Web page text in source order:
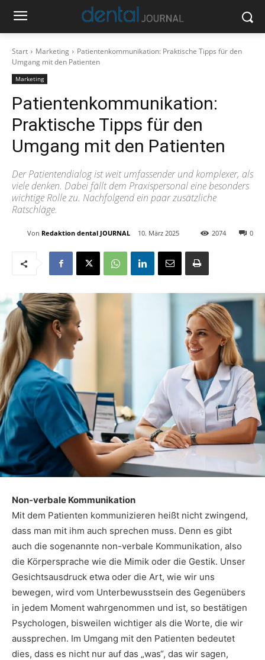
Start Marketing
Patientenkommunikation: Praktische Tipps für den
Umgang mit den Patienten
Marketing
Patientenkommunikation:
Praktische Tipps für den
Umgang mit den Patienten
Der Patientendialog ist weit umfassender und komplexer, als
viele denken. Dabei fällt dem Praxispersonal eine besonders
wichtige Rolle zu. Nachfolgend ein paar zusätzliche
Ratschläge.
Von Redaktion dental JOURNAL 10. März 2025 0
2074
Non-verbale Kommunikation
Mit dem Patienten kommunizieren heißt nicht zwingend,
dass man mit ihm auch sprechen muss. Denn es gibt
auch die sogenannte non-verbale Kommunikation, also
die Körpersprache wie die Mimik oder die Gestik. Unser
Gesichtsausdruck etwa oder die Art, wie wir uns
bewegen, wird vom Unterbewusstsein des Gegenübers
in jedem Moment wahrgenommen und ist, so bestätigen
Psychologen, bisweilen wichtiger als die Worte, die wir
aussprechen. Im Umgang mit den Patienten bedeutet
dies, dass es nicht nur auf das „was“, das wir sagen,